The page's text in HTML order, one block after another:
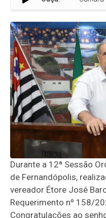
Durante a 12ª Sessão
de Fernandópolis,
vereador Étore José
Requerimento nº 158/
Congratulações ao